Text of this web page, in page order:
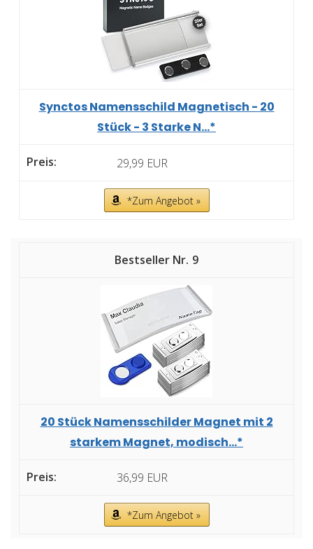
Synctos Namensschild Magnetisch - 20
Stück - 3 Starke N...*
29,99 EUR
*Zum Angebot »
9
20 Stück Namensschilder Magnet mit 2
starkem Magnet, modisch...*
36,99 EUR
*Zum Angebot »